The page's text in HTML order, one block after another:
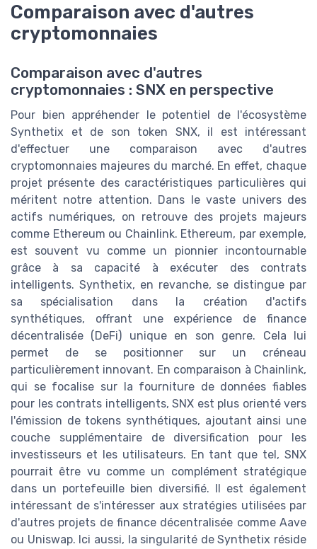
Comparaison avec d'autres
cryptomonnaies
Comparaison avec d'autres
cryptomonnaies : SNX en perspective
Pour bien appréhender le potentiel de l'écosystème
Synthetix et de son token SNX, il est intéressant
d'effectuer une comparaison avec d'autres
cryptomonnaies majeures du marché. En effet, chaque
projet présente des caractéristiques particulières qui
méritent notre attention. Dans le vaste univers des
actifs numériques, on retrouve des projets majeurs
comme Ethereum ou Chainlink. Ethereum, par exemple,
est souvent vu comme un pionnier incontournable
grâce à sa capacité à exécuter des contrats
intelligents. Synthetix, en revanche, se distingue par
sa spécialisation dans la création d'actifs
synthétiques, offrant une expérience de finance
décentralisée (DeFi) unique en son genre. Cela lui
permet de se positionner sur un créneau
particulièrement innovant. En comparaison à Chainlink,
qui se focalise sur la fourniture de données fiables
pour les contrats intelligents, SNX est plus orienté vers
l'émission de tokens synthétiques, ajoutant ainsi une
couche supplémentaire de diversification pour les
investisseurs et les utilisateurs. En tant que tel, SNX
pourrait être vu comme un complément stratégique
dans un portefeuille bien diversifié. Il est également
intéressant de s'intéresser aux stratégies utilisées par
d'autres projets de finance décentralisée comme Aave
ou Uniswap. Ici aussi, la singularité de Synthetix réside